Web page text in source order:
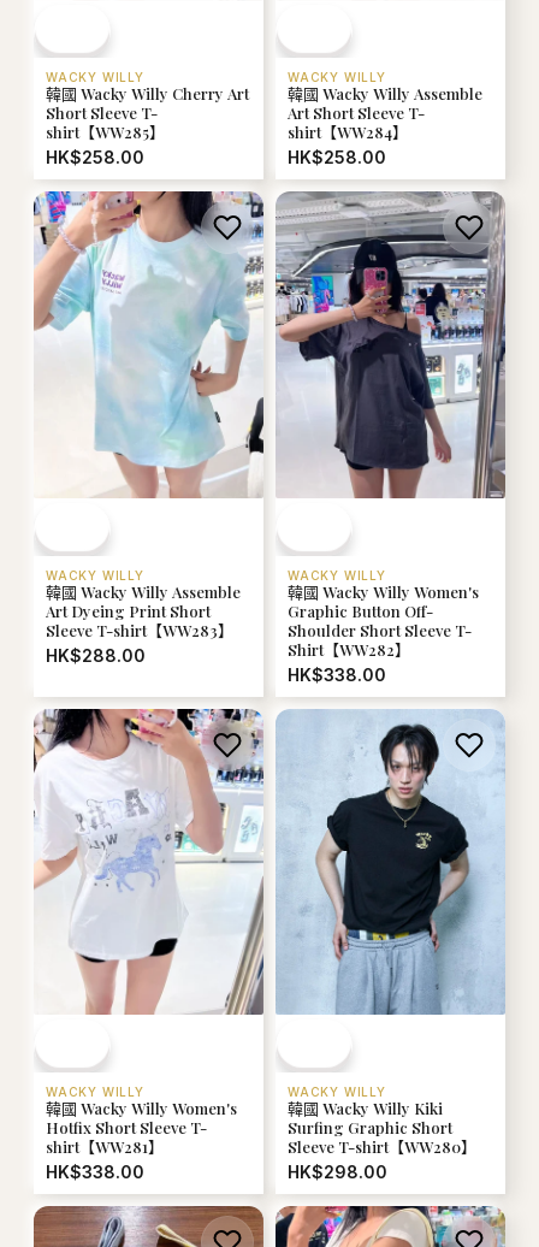
WACKY WILLY
韓國 Wacky Willy Cherry Art
Short Sleeve T-
shirt【WW285】
HK$258.00
WACKY WILLY
韓國 Wacky Willy Assemble
Art Short Sleeve T-
shirt【WW284】
HK$258.00
WACKY WILLY
韓國 Wacky Willy Assemble
Art Dyeing Print Short
Sleeve T-shirt【WW283】
HK$288.00
WACKY WILLY
韓國 Wacky Willy Women's
Graphic Button Off-
Shoulder Short Sleeve T-
Shirt【WW282】
HK$338.00
WACKY WILLY
韓國 Wacky Willy Women's
Hotfix Short Sleeve T-
shirt【WW281】
HK$338.00
WACKY WILLY
韓國 Wacky Willy Kiki
Surfing Graphic Short
Sleeve T-shirt【WW280】
HK$298.00